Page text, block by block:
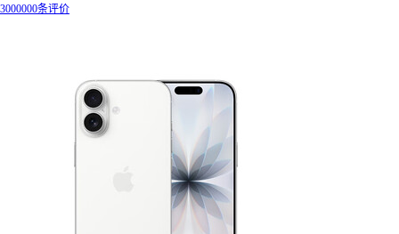
3000000条评价